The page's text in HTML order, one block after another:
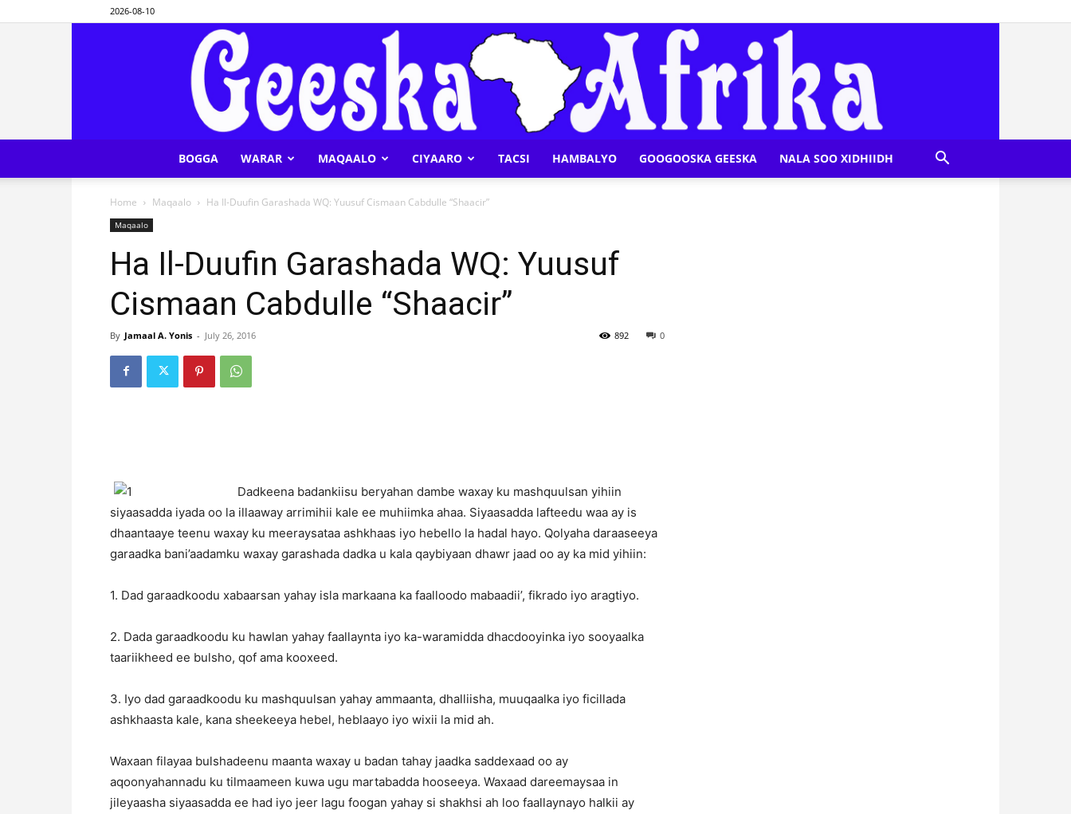
2026-08-10
BOGGA WARAR MAQAALO CIYAARO TACSI HAMBALYO GOOGOOSKA GEESKA NALA SOO XIDHIIDH
Home Maqaalo Ha Il-Duufin Garashada WQ: Yuusuf Cismaan Cabdulle “Shaacir”
Maqaalo
Ha Il-Duufin Garashada WQ: Yuusuf
Cismaan Cabdulle “Shaacir”
By Jamaal A. Yonis - July 26, 2016 0
892
Dadkeena badankiisu beryahan dambe waxay ku mashquulsan yihiin
siyaasadda iyada oo la illaaway arrimihii kale ee muhiimka ahaa. Siyaasadda lafteedu waa ay is
dhaantaaye teenu waxay ku meeraysataa ashkhaas iyo hebello la hadal hayo. Qolyaha daraaseeya
garaadka bani’aadamku waxay garashada dadka u kala qaybiyaan dhawr jaad oo ay ka mid yihiin:
1. Dad garaadkoodu xabaarsan yahay isla markaana ka faalloodo mabaadii’, fikrado iyo aragtiyo.
2. Dada garaadkoodu ku hawlan yahay faallaynta iyo ka-waramidda dhacdooyinka iyo sooyaalka
taariikheed ee bulsho, qof ama kooxeed.
3. Iyo dad garaadkoodu ku mashquulsan yahay ammaanta, dhalliisha, muuqaalka iyo ficillada
ashkhaasta kale, kana sheekeeya hebel, heblaayo iyo wixii la mid ah.
Waxaan filayaa bulshadeenu maanta waxay u badan tahay jaadka saddexaad oo ay
aqoonyahannadu ku tilmaameen kuwa ugu martabadda hooseeya. Waxaad dareemaysaa in
jileyaasha siyaasadda ee had iyo jeer lagu foogan yahay si shakhsi ah loo faallaynayo halkii ay